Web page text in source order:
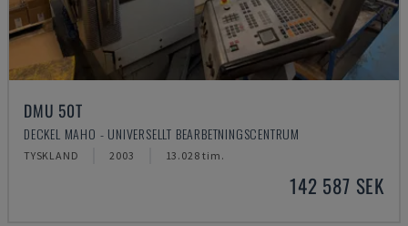
DMU 50T
DECKEL MAHO - UNIVERSELLT BEARBETNINGSCENTRUM
TYSKLAND 2003 13.028 tim.
142 587 SEK